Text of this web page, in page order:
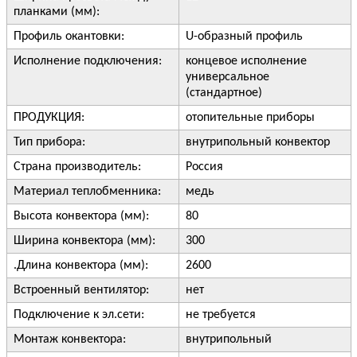
планками (мм):
Профиль окантовки:
U-образный профиль
Исполнение подключения:
концевое исполнение
универсальное
(стандартное)
ПРОДУКЦИЯ:
отопительные приборы
Тип прибора:
внутрипольный конвектор
Страна производитель:
Россия
Материал теплобменника:
медь
Высота конвектора (мм):
80
Ширина конвектора (мм):
300
.Длина конвектора (мм):
2600
Встроенный вентилятор:
нет
Подключение к эл.сети:
не требуется
Монтаж конвектора:
внутрипольный